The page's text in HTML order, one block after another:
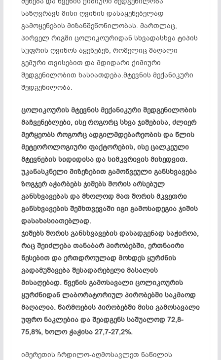
საზღვრავს მისი ღვინის დასაყენებელად
გამოყენების მიზანშეწონილობას. მართლაც,
პირველ რიგში ცოლიკოურიდან სხვადასხვა ტიპის
სუფრის ღვინოს აყენებენ, რომელიც მაღალი
გემური თვისებით და მდიდარი ქიმიური
შედგენილობით ხასიათდება.მტევნის მექანიკური
შედგენილობა.
ცოლიკოურის მტევნის მექანიკური შედგენილობის
მაჩვენებლები, ისე როგორც სხვა ჯიშებისა, ძლიერ
მერყეობს როგორც ადგილმდებარეობის და წლის
მეტეოროლოგიური ფაქტორების, ისე ცალკეული
მტევნების სიდიდისა და სიმკვრივის მიხედვით.
უკანასკნელი მიზეზებით გამოწვეული განსხვავება
ზოგჯერ აჭარბებს ჯიშებს შორის არსებულ
განსხვავებას და მხოლოდ მათ შორის მკვეთრი
განსხვავების შემხთვევაში იგი გამოსადეგია ჯიშის
დასახასიათებლად.
ჯიშებს შორის განსხვავების დასადგენად საჭიროა,
რაც შეიძლება თანაბარ პირობებში, ერთნაირი
წესებით და ერთდროულად მოხდეს ყურძნის
გადამუშავება შესადარებელი მასალის
მისაღებად. წვენის გამოსავალი ცოლიკოურის
ყურძნიდან ლაბორატორიულ პირობებში საკმაოდ
მაღალია. წარმოების პირობებში მისი გამოსავალი
უფრო ნაკლებია და შეადგენს საშუალოდ 72,8-
75,8%, ხოლო ჭაჭისა 27,7-27,2%.
იმერეთის ჩრდილო-აღმოსავლეთ ნაწილის